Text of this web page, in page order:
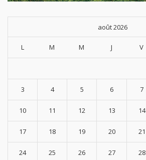
août 2026
L M M J V
3 4 5 6 7
10 11 12 13 14
17 18 19 20 21
24 25 26 27 28